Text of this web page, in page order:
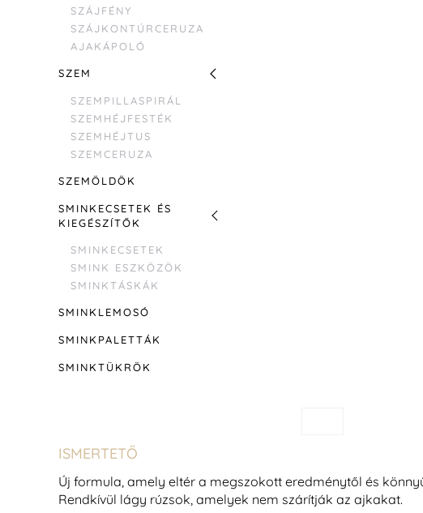
SZÁJFÉNY
SZÁJKONTÚRCERUZA
AJAKÁPOLÓ
SZEM
SZEMPILLASPIRÁL
SZEMHÉJFESTÉK
SZEMHÉJTUS
SZEMCERUZA
SZEMÖLDÖK
SMINKECSETEK ÉS
KIEGÉSZÍTŐK
SMINKECSETEK
SMINK ESZKÖZÖK
SMINKTÁSKÁK
SMINKLEMOSÓ
SMINKPALETTÁK
SMINKTÜKRÖK
ISMERTETŐ
Új formula, amely eltér a megszokott eredménytől és
Rendkívül lágy rúzsok, amelyek nem szárítják az ajkakat.